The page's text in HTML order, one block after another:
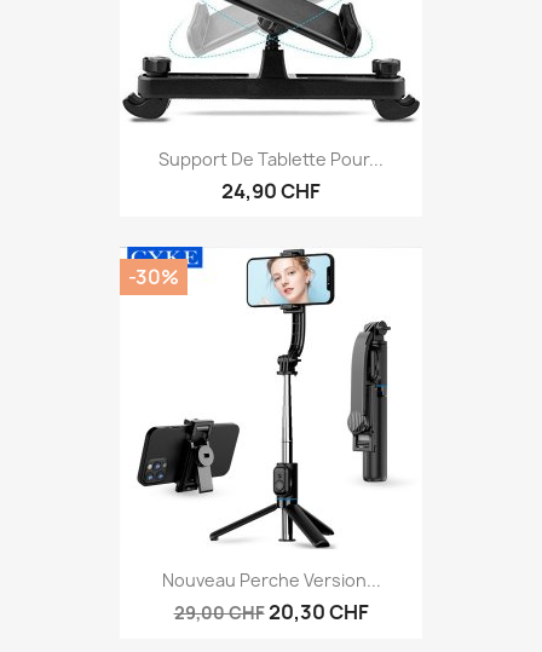
Support De Tablette Pour...
24,90 CHF
Nouveau Perche Version...
29,00 CHF20,30 CHF
-30%